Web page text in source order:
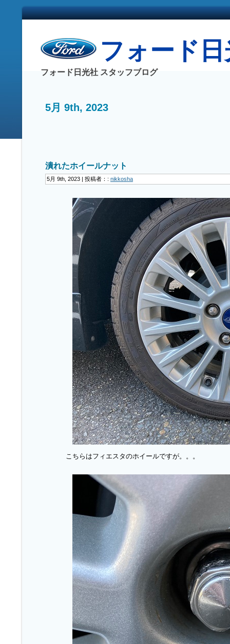
フォード
フォード日光社 スタッフブログ
5月 9th, 2023
潰れたホイールナット
5月 9th, 2023 | 投稿者：: nikkosha
こちらはフィエスタのホイールですが。。。